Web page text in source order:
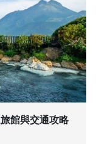
館與交通攻略